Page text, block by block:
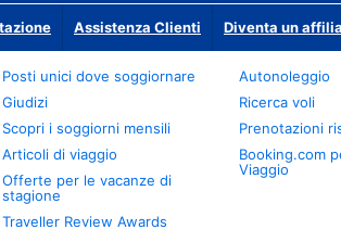
Assistenza Clienti Diventa un
Posti unici dove soggiornare
Giudizi
Scopri i soggiorni mensili
Articoli di viaggio
Offerte per le vacanze di
stagione
Traveller Review Awards
Autonoleggio
Ricerca voli
Prenotazioni
Booking.com
Viaggio